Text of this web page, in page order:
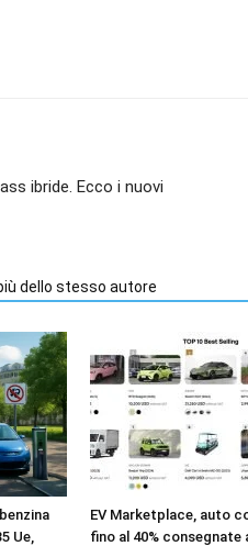
ibride. Ecco i nuovi
dello stesso autore
Ue,
EV Marketplace, auto
fino al 40% consegnate